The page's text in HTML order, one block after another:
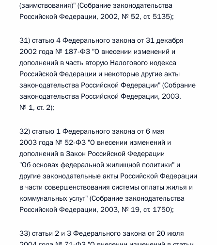
(заимствования)" (Собрание законодательства
Российской Федерации, 2002, № 52, ст. 5135);
31) статью 4 Федерального закона от 31 декабря
2002 года № 187-ФЗ "О внесении изменений и
дополнений в часть вторую Налогового кодекса
Российской Федерации и некоторые другие акты
законодательства Российской Федерации" (Собрание
законодательства Российской Федерации, 2003,
№ 1, ст. 2);
32) статью 1 Федерального закона от 6 мая
2003 года № 52-ФЗ "О внесении изменений и
дополнений в Закон Российской Федерации
"Об основах федеральной жилищной политики" и
другие законодательные акты Российской Федерации
в части совершенствования системы оплаты жилья и
коммунальных услуг" (Собрание законодательства
Российской Федерации, 2003, № 19, ст. 1750);
33) статьи 2 и 3 Федерального закона от 20 июля